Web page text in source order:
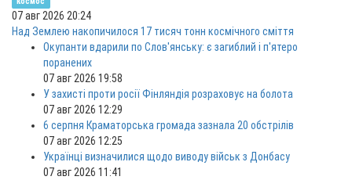
07 авг 2026 20:24
Над Землею накопичилося 17 тисяч тонн космічного сміття
Окупанти вдарили по Слов'янську: є загиблий і п'ятеро
поранених
07 авг 2026 19:58
У захисті проти росії Фінляндія розраховує на болота
07 авг 2026 12:29
6 серпня Краматорська громада зазнала 20 обстрілів
07 авг 2026 12:25
Українці визначилися щодо виводу військ з Донбасу
07 авг 2026 11:41